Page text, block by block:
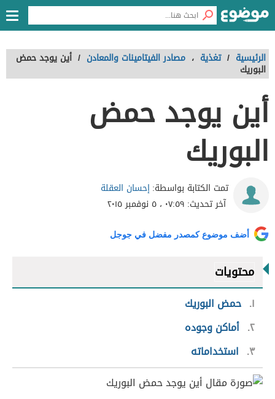
الرئيسية / تغذية ، مصادر الفيتامينات والمعادن / أين يوجد حمض
البوريك
أين يوجد حمض
البوريك
تمت الكتابة بواسطة:إحسان العقلة
آخر تحديث: ٠٧:٥٩ ، ٥ نوفمبر ٢٠١٥
أضف موضوع كمصدر مفضل في جوجل
محتويات
١ حمض البوريك
٢ أماكن وجوده
٣
استخداماته